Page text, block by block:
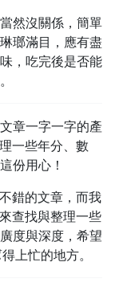
然沒關係，簡單
瑯滿目，應有盡
，吃完後是否能
章一字一字的產
一些年分、數
份用心！
錯的文章，而我
查找與整理一些
度與深度，希望
上忙的地方。